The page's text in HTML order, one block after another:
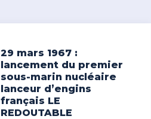
29 mars 1967 :
lancement du premier
sous-marin nucléaire
lanceur d’engins
français LE
REDOUTABLE